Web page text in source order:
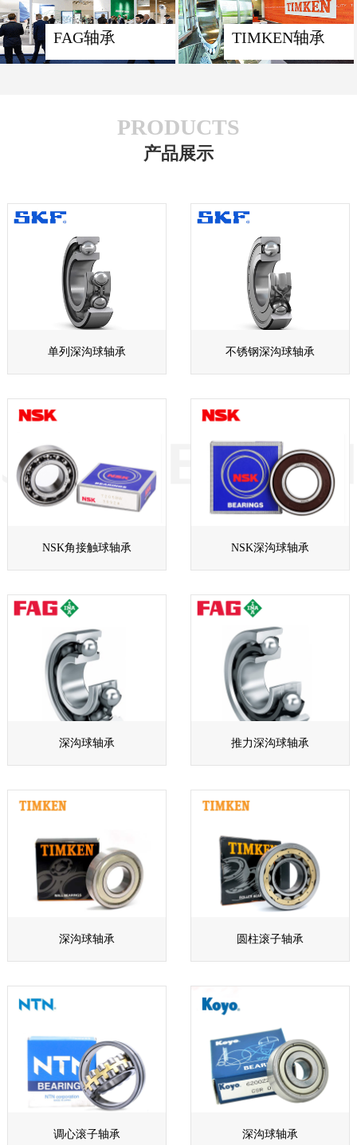
FAG轴承 TIMKEN轴承
PRODUCTS
产品展示
单列深沟球轴承 不锈钢深沟球轴承
NSK角接触球轴承 NSK深沟球轴承
深沟球轴承 推力深沟球轴承
深沟球轴承 圆柱滚子轴承
调心滚子轴承 深沟球轴承